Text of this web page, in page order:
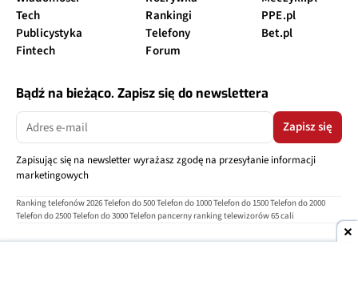
Tech
Publicystyka
Fintech
Rankingi
Telefony
Forum
PPE.pl
Bet.pl
Bądź na bieżąco. Zapisz się do newslettera
Zapisz się
Zapisując się na newsletter wyrażasz zgodę na przesyłanie informacji
marketingowych
Ranking telefonów 2026Telefon do 500Telefon do 1000Telefon do 1500Telefon do 2000
Telefon do 2500Telefon do 3000Telefon pancerny ranking telewizorów 65 cali